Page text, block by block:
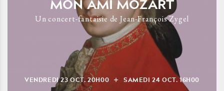
Un concert-fantaisie de Jean-François Zygel
VENDREDI23OCT.20H00 SAMEDI24 OCT.16H00